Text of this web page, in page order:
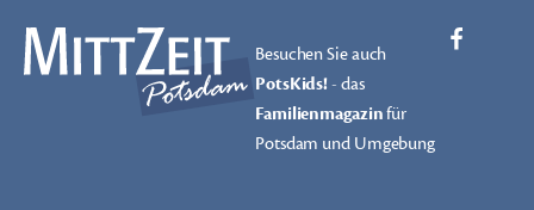
Besuchen Sie auch
PotsKids!- das
Familienmagazinfür
Potsdam und Umgebung